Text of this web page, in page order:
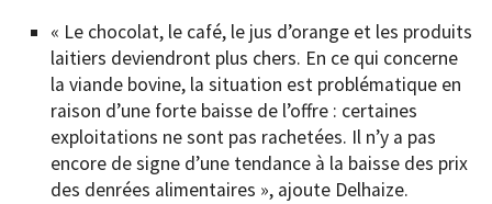
« Le chocolat, le café, le jus d’orange et les produits
laitiers deviendront plus chers. En ce qui concerne
la viande bovine, la situation est problématique en
raison d’une forte baisse de l’offre : certaines
exploitations ne sont pas rachetées. Il n’y a pas
encore de signe d’une tendance à la baisse des prix
des denrées alimentaires », ajoute Delhaize.